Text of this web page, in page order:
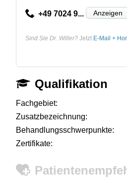
+49 7024 9... Anzeigen
Sind Sie Dr. Willer? Jetzt E-Mail +
Qualifikation
Fachgebiet:
Zusatzbezeichnung:
Behandlungsschwerpunkte:
Zertifikate: